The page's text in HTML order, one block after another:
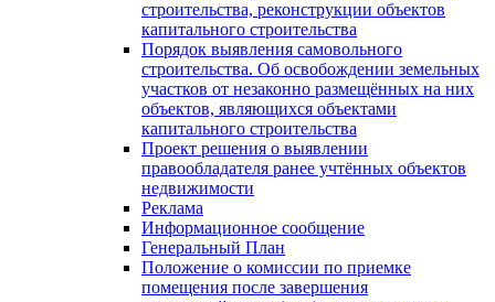
строительства, реконструкции объектов
капитального строительства
Порядок выявления самовольного
строительства. Об освобождении земельных
участков от незаконно размещённых на них
объектов, являющихся объектами
капитального строительства
Проект решения о выявлении
правообладателя ранее учтённых объектов
недвижимости
Реклама
Информационное сообщение
Генеральный План
Положение о комиссии по приемке
помещения после завершения